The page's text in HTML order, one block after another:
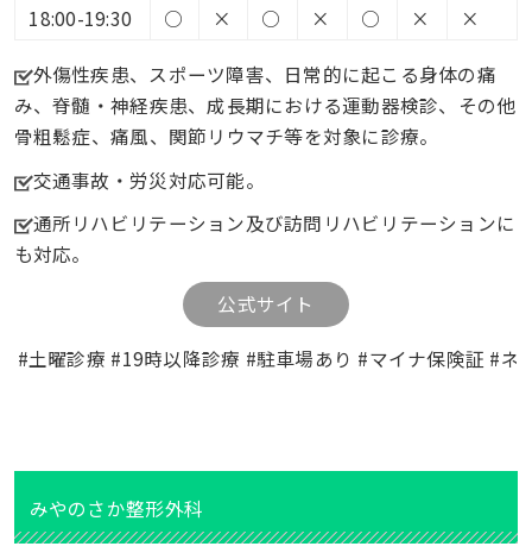
18:00-19:30
○ × ○ × ○ × ×
外傷性疾患、スポーツ障害、日常的に起こる身体の痛
み、脊髄・神経疾患、成長期における運動器検診、その他
骨粗鬆症、痛風、関節リウマチ等を対象に診療。
交通事故・労災対応可能。
通所リハビリテーション及び訪問リハビリテーションに
も対応。
公式サイト
#土曜診療 #19時以降診療 #駐車場あり #マイナ保険証 #
みやのさか整形外科